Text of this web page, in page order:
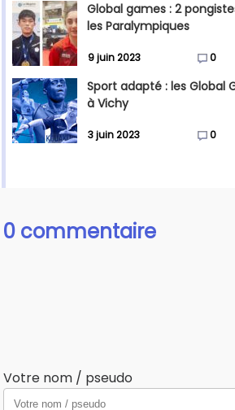
Global games : 2
les Paralympiques
9 juin 2023 0
Sport adapté : les Global
à Vichy
3 juin 2023 0
0 commentaire
Votre nom / pseudo